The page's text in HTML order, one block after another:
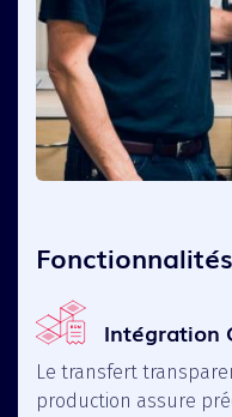
Intégration
Le transfert
production assure